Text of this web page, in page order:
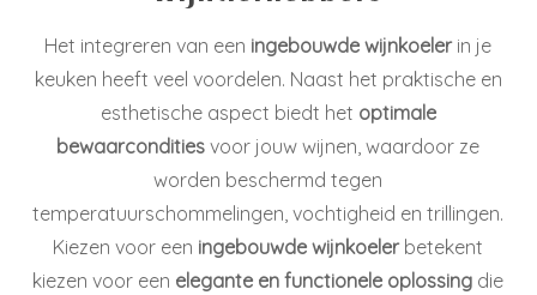
Het integreren van een ingebouwde wijnkoelerin je
keuken heeft veel voordelen. Naast het praktische en
esthetische aspect biedt het optimale
bewaarcondities voor jouw wijnen, waardoor ze
worden beschermd tegen
temperatuurschommelingen, vochtigheid en trillingen.
Kiezen voor een ingebouwde wijnkoelerbetekent
kiezen voor een elegante en functionele oplossing die